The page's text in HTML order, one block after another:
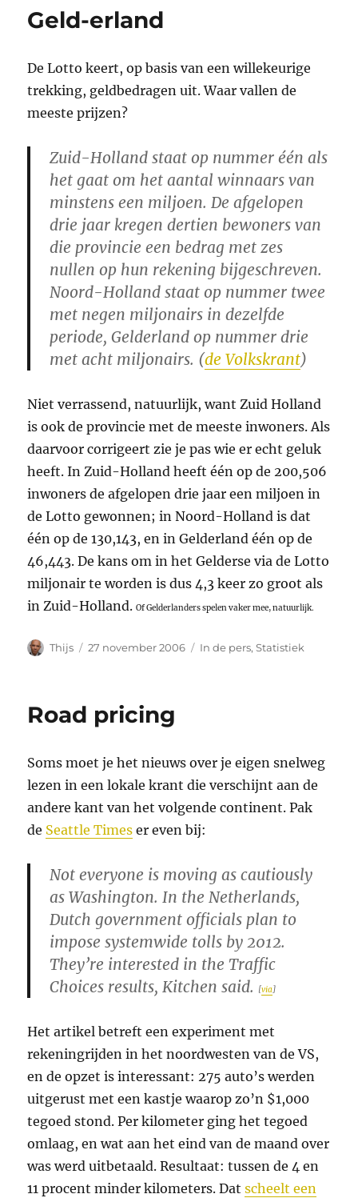
Geld-erland
De Lotto keert, op basis van een willekeurige
trekking, geldbedragen uit. Waar vallen de
meeste prijzen?
Zuid-Holland staat op nummer één als
het gaat om het aantal winnaars van
minstens een miljoen. De afgelopen
drie jaar kregen dertien bewoners van
die provincie een bedrag met zes
nullen op hun rekening bijgeschreven.
Noord-Holland staat op nummer twee
met negen miljonairs in dezelfde
periode, Gelderland op nummer drie
met acht miljonairs. (de Volkskrant)
Niet verrassend, natuurlijk, want Zuid Holland
is ook de provincie met de meeste inwoners. Als
daarvoor corrigeert zie je pas wie er echt geluk
heeft. In Zuid-Holland heeft één op de 200,506
inwoners de afgelopen drie jaar een miljoen in
de Lotto gewonnen; in Noord-Holland is dat
één op de 130,143, en in Gelderland één op de
46,443. De kans om in het Gelderse via de Lotto
miljonair te worden is dus 4,3 keer zo groot als
in Zuid-Holland.Of Gelderlanders spelen vaker mee, natuurlijk.
Auteur
Thijs
Geplaatst
27 november 2006 Categorieën
In de pers,Statistiek
Road pricing
Soms moet je het nieuws over je eigen snelweg
lezen in een lokale krant die verschijnt aan de
andere kant van het volgende continent. Pak
de Seattle Times er even bij:
Not everyone is moving as cautiously
as Washington. In the Netherlands,
Dutch government officials plan to
impose systemwide tolls by 2012.
They’re interested in the Traffic
Choices results, Kitchen said.
[via]
Het artikel betreft een experiment met
rekeningrijden in het noordwesten van de VS,
en de opzet is interessant: 275 auto’s werden
uitgerust met een kastje waarop zo’n $1,000
tegoed stond. Per kilometer ging het tegoed
omlaag, en wat aan het eind van de maand over
was werd uitbetaald. Resultaat: tussen de 4 en
11 procent minder kilometers. Datscheelt een